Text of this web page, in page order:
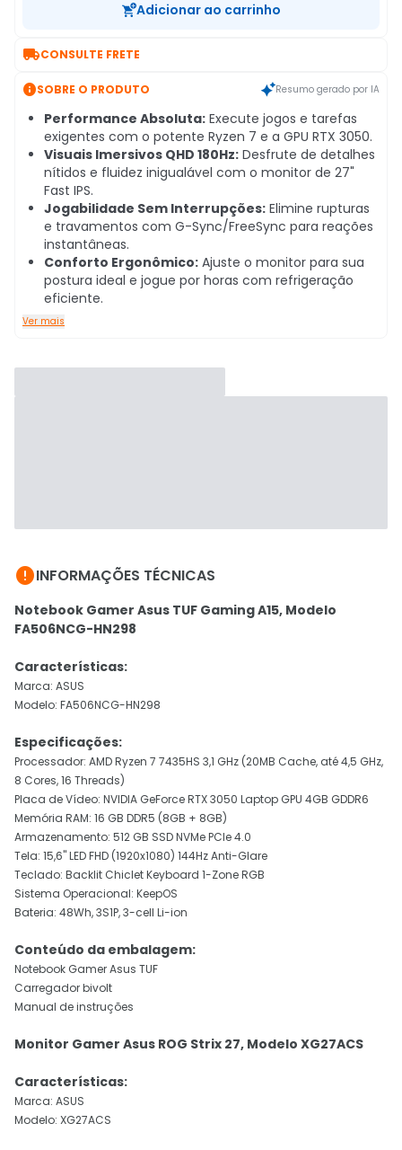
Adicionar ao carrinho
CONSULTE FRETE
SOBRE O PRODUTO Resumo gerado por IA
Performance Absoluta: Execute jogos e tarefas
exigentes com o potente Ryzen 7 e a GPU RTX 3050.
Visuais Imersivos QHD 180Hz: Desfrute de detalhes
nítidos e fluidez inigualável com o monitor de 27"
Fast IPS.
Jogabilidade Sem Interrupções: Elimine rupturas
e travamentos com G-Sync/FreeSync para reações
instantâneas.
Conforto Ergonômico: Ajuste o monitor para sua
postura ideal e jogue por horas com refrigeração
eficiente.
Ver mais
INFORMAÇÕES TÉCNICAS
Notebook Gamer Asus TUF Gaming A15, Modelo
FA506NCG-HN298
Características:
Marca: ASUS
Modelo: FA506NCG-HN298
Especificações:
Processador: AMD Ryzen 7 7435HS 3,1 GHz (20MB Cache, até 4,5 GHz,
8 Cores, 16 Threads)
Placa de Vídeo: NVIDIA GeForce RTX 3050 Laptop GPU 4GB GDDR6
Memória RAM: 16 GB DDR5 (8GB + 8GB)
Armazenamento: 512 GB SSD NVMe PCIe 4.0
Tela: 15,6" LED FHD (1920x1080) 144Hz Anti-Glare
Teclado: Backlit Chiclet Keyboard 1-Zone RGB
Sistema Operacional: KeepOS
Bateria: 48Wh, 3S1P, 3-cell Li-ion
Conteúdo da embalagem:
Notebook Gamer Asus TUF
Carregador bivolt
Manual de instruções
Monitor Gamer Asus ROG Strix 27, Modelo XG27ACS
Características:
Marca: ASUS
Modelo: XG27ACS